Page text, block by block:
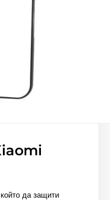
да защити